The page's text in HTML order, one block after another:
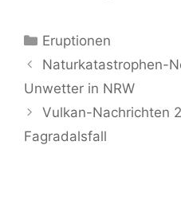
Kategorien
Eruptionen
Naturkatastrophen-
Unwetter in NRW
Vulkan-Nachrichten
Fagradalsfall